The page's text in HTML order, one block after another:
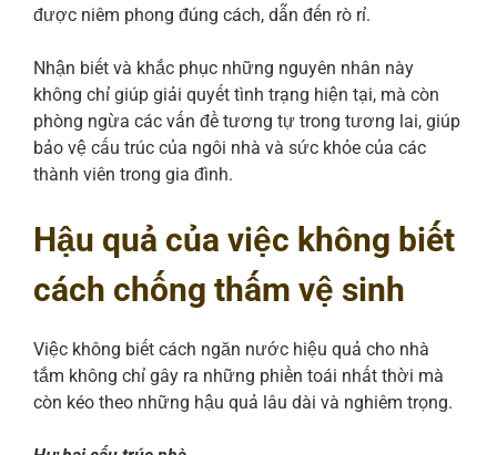
được niêm phong đúng cách, dẫn đến rò rỉ.
Nhận biết và khắc phục những nguyên nhân này
không chỉ giúp giải quyết tình trạng hiện tại, mà còn
phòng ngừa các vấn đề tương tự trong tương lai, giúp
bảo vệ cấu trúc của ngôi nhà và sức khỏe của các
thành viên trong gia đình.
Hậu quả của việc không biết
cách chống thấm vệ sinh
Việc không biết cách ngăn nước hiệu quả cho nhà
tắm không chỉ gây ra những phiền toái nhất thời mà
còn kéo theo những hậu quả lâu dài và nghiêm trọng.